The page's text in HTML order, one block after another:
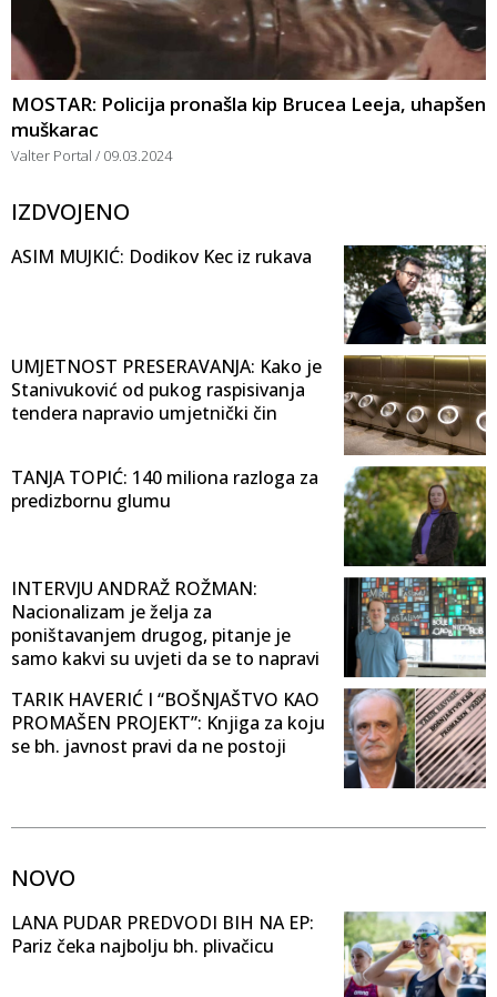
MOSTAR: Policija pronašla kip Brucea Leeja, uhapšen
muškarac
Valter Portal 09.03.2024
IZDVOJENO
ASIM MUJKIĆ: Dodikov Kec iz rukava
UMJETNOST PRESERAVANJA: Kako je
Stanivuković od pukog raspisivanja
tendera napravio umjetnički čin
TANJA TOPIĆ: 140 miliona razloga za
predizbornu glumu
INTERVJU ANDRAŽ ROŽMAN:
Nacionalizam je želja za
poništavanjem drugog, pitanje je
samo kakvi su uvjeti da se to napravi
TARIK HAVERIĆ I “BOŠNJAŠTVO KAO
PROMAŠEN PROJEKT”: Knjiga za koju
se bh. javnost pravi da ne postoji
NOVO
LANA PUDAR PREDVODI BIH NA EP:
Pariz čeka najbolju bh. plivačicu